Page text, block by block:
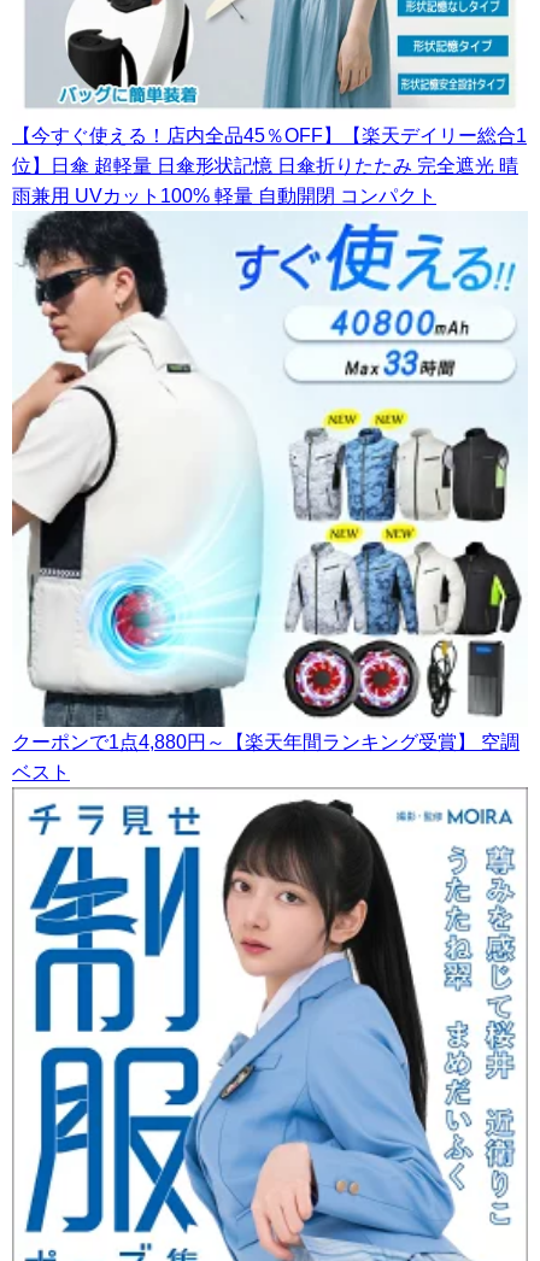
【今すぐ使える！店内全品45％OFF】【楽天デイリー総合1
位】日傘 超軽量 日傘形状記憶 日傘折りたたみ 完全遮光 晴
雨兼用 UVカット100% 軽量 自動開閉 コンパクト
クーポンで1点4,880円～【楽天年間ランキング受賞】 空調
ベスト